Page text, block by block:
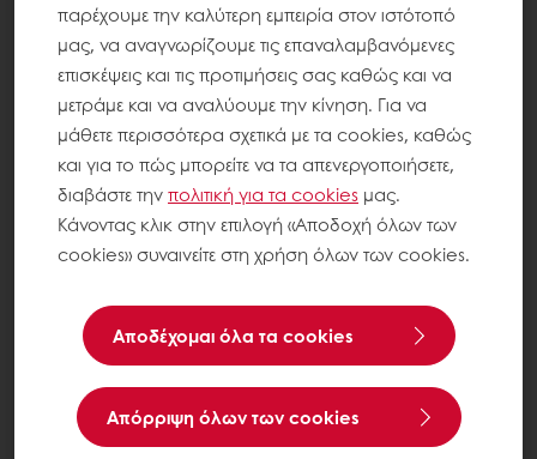
παρέχουμε την καλύτερη εμπειρία στον ιστότοπό
μας, να αναγνωρίζουμε τις επαναλαμβανόμενες
επισκέψεις και τις προτιμήσεις σας καθώς και να
μετράμε και να αναλύουμε την κίνηση. Για να
μάθετε περισσότερα σχετικά με τα cookies, καθώς
και για το πώς μπορείτε να τα απενεργοποιήσετε,
διαβάστε τηνπολιτική για τα cookies μας.
Κάνοντας κλικ στην επιλογή «Αποδοχή όλων των
cookies» συναινείτε στη χρήση όλων των cookies.
Αποδέχομαι όλα τα cookies
Aπόρριψη όλων των cookies